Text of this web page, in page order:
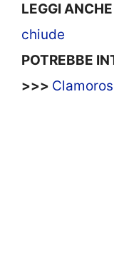
LEGGI
chiude
POTREBBE
>>>